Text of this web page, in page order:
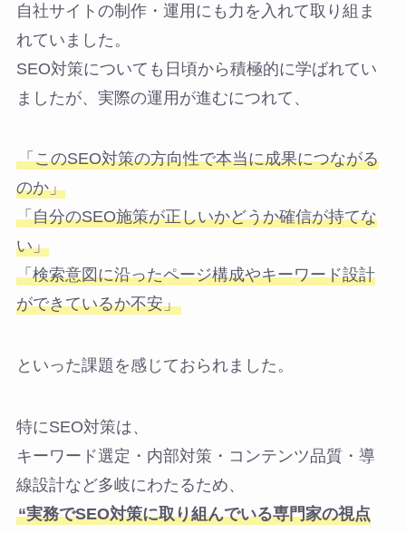
自社サイトの制作・運用にも力を入れて取り組ま
れていました。
SEO対策についても日頃から積極的に学ばれてい
ましたが、実際の運用が進むにつれて、
「このSEO対策の方向性で本当に成果につながる
のか」
「自分のSEO施策が正しいかどうか確信が持てな
い」
「検索意図に沿ったページ構成やキーワード設計
ができているか不安」
といった課題を感じておられました。
特にSEO対策は、
キーワード選定・内部対策・コンテンツ品質・導
線設計など多岐にわたるため、
“実務でSEO対策に取り組んでいる専門家の視点